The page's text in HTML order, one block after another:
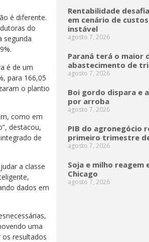
é diferente.
do
segunda
é de um
para 166,05
o plantio
como em
destacou,
de
a classe
dados em
uma
resultados
Rentabilidade
em cenário de
instável
agosto 7, 2026
Paraná terá o maior
abastecimento de
agosto 7, 2026
Boi gordo dispara e
por arroba
agosto 7, 2026
PIB do agronegócio
primeiro trimestre
agosto 7, 2026
Soja e milho reagem
Chicago
agosto 7, 2026